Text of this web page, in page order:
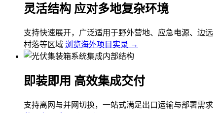
灵活结构 应对多地复杂环境
支持快速展开，广泛适用于野外营地、应急电源、边远
村落等区域 浏览海外项目实录 →
即装即用 高效集成交付
支持离网与并网切换，一站式满足出口运输与部署需求